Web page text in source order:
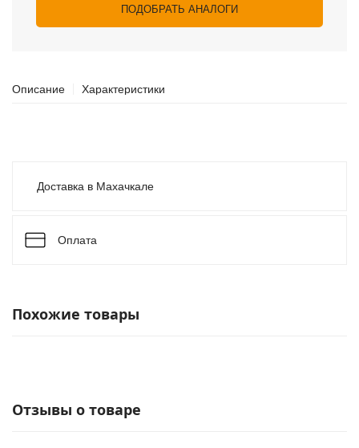
ПОДОБРАТЬ АНАЛОГИ
Описание Характеристики
Доставка в Махачкале
Оплата
Похожие товары
Отзывы о товаре